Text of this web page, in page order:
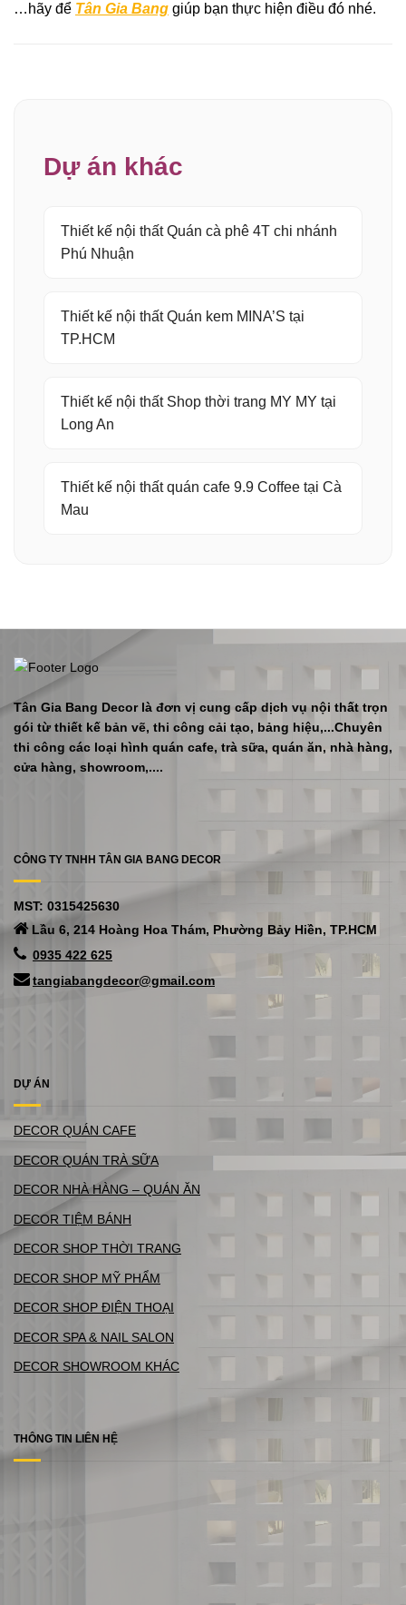
…hãy để Tân Gia Bang giúp bạn thực hiện điều đó nhé.
Dự án khác
Thiết kế nội thất Quán cà phê 4T chi nhánh
Phú Nhuận
Thiết kế nội thất Quán kem MINA’S tại
TP.HCM
Thiết kế nội thất Shop thời trang MY MY tại
Long An
Thiết kế nội thất quán cafe 9.9 Coffee tại Cà
Mau
Tân Gia Bang Decor là đơn vị cung cấp dịch vụ nội thất trọn
gói từ thiết kế bản vẽ, thi công cải tạo, bảng hiệu,...Chuyên
thi công các loại hình quán cafe, trà sữa, quán ăn, nhà hàng,
cửa hàng, showroom,....
CÔNG TY TNHH TÂN GIA BANG DECOR
MST: 0315425630
Lầu 6, 214 Hoàng Hoa Thám, Phường Bảy Hiền, TP.HCM
0935 422 625
tangiabangdecor@gmail.com
DỰ ÁN
DECOR QUÁN CAFE
DECOR QUÁN TRÀ SỮA
DECOR NHÀ HÀNG – QUÁN ĂN
DECOR TIỆM BÁNH
DECOR SHOP THỜI TRANG
DECOR SHOP MỸ PHẨM
DECOR SHOP ĐIỆN THOẠI
DECOR SPA & NAIL SALON
DECOR SHOWROOM KHÁC
THÔNG TIN LIÊN HỆ